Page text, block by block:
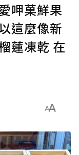
呷菓鮮果
這麼像新
蓮凍乾 在